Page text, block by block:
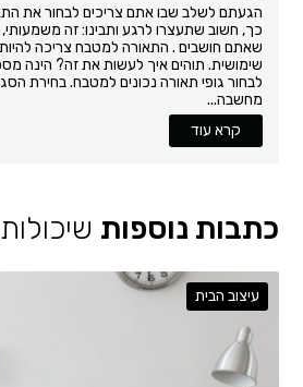
הגעתם לשלב שבו אתם צריכים לבחור את
כך, חשוב שתעצרו לרגע ותבינו: זה
שאתם חושבים . התאורה למטבח צריכה להיות
שימושית. תוהים איך לעשות את זה? הינה
לבחור גופי תאורה נכונים למטבח. בחירת
מחשבה...
קרא עוד
כתבות נוספות
עיצוב הבית